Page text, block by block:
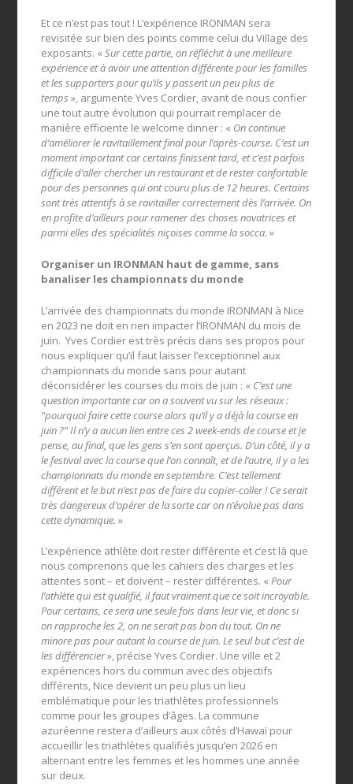
Et ce n’est pas tout ! L’expérience IRONMAN sera
revisitée sur bien des points comme celui du Village des
exposants. «Sur cette partie, on réfléchit à une meilleure
expérience et à avoir une attention différente pour les familles
et les supporters pour qu’ils y passent un peu plus de
temps », argumente Yves Cordier, avant de nous confier
une tout autre évolution qui pourrait remplacer de
manière efficiente le welcome dinner : « On continue
d’améliorer le ravitaillement final pour l’après-course. C’est un
moment important car certains finissent tard, et c’est parfois
difficile d’aller chercher un restaurant et de rester confortable
pour des personnes qui ont couru plus de 12 heures. Certains
sont très attentifs à se ravitailler correctement dès l’arrivée. On
en profite d’ailleurs pour ramener des choses novatrices et
parmi elles des spécialités niçoises comme la socca. »
Organiser un IRONMAN haut de gamme, sans
banaliser les championnats du monde
L’arrivée des championnats du monde IRONMAN à Nice
en 2023 ne doit en rien impacter l’IRONMAN du mois de
juin. Yves Cordier est très précis dans ses propos pour
nous expliquer qu’il faut laisser l’exceptionnel aux
championnats du monde sans pour autant
déconsidérer les courses du mois de juin : « C’est une
question importante car on a souvent vu sur les réseaux :
“pourquoi faire cette course alors qu’il y a déjà la course en
juin ?” Il n’y a aucun lien entre ces 2 week-ends de course et je
pense, au final, que les gens s’en sont aperçus. D’un côté, il y a
le festival avec la course que l’on connaît, et de l’autre, il y a les
championnats du monde en septembre. C’est tellement
différent et le but n’est pas de faire du copier-coller ! Ce serait
très dangereux d’opérer de la sorte car on n’évolue pas dans
cette dynamique.»
L’expérience athlète doit rester différente et c’est là que
nous comprenons que les cahiers des charges et les
attentes sont – et doivent – rester différentes. «Pour
l’athlète qui estqualifié, il faut vraiment que ce soit incroyable.
Pour certains, ce sera une seule fois dans leur vie, et donc si
on rapproche les 2, on ne serait pas bon du tout. On ne
minore pas pour autant la course de juin. Le seul but c’est de
les différencier», précise Yves Cordier. Une ville et 2
expériences hors du commun avec des objectifs
différents, Nice devient un peu plus un lieu
emblématique pour les triathlètes professionnels
comme pour les groupes d’âges. La commune
azuréenne restera d’ailleurs aux côtés d’Hawaï pour
accueillir les triathlètes qualifiés jusqu’en 2026 en
alternant entre les femmes et les hommes une année
sur deux.